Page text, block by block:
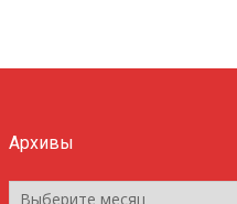
Архивы
Архивы